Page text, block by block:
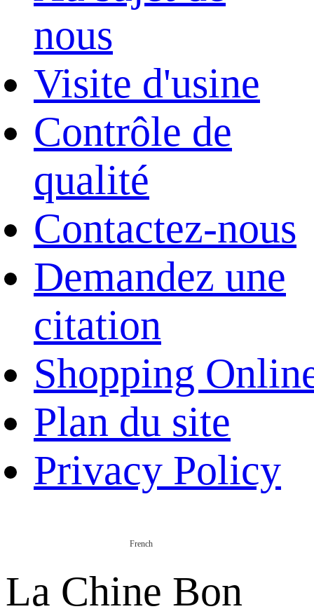
nous
Visite d'usine
Contrôle de
qualité
Contactez-nous
Demandez une
citation
Shopping
Plan du site
Privacy Policy
French
La Chine Bon